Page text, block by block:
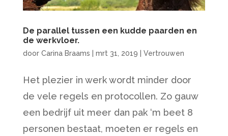
De parallel tussen een kudde paarden en
de werkvloer.
door Carina Braams mrt 31, 2019 Vertrouwen
Het plezier in werk wordt minder door
de vele regels en protocollen. Zo gauw
een bedrijf uit meer dan pak ‘m beet 8
personen bestaat, moeten er regels en